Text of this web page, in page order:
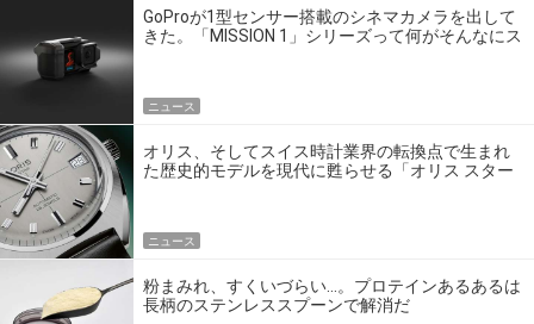
GoProが1型センサー搭載のシネマカメラを出して
きた。「MISSION 1」シリーズって何がそんなにス
ニュース
オリス、そしてスイス時計業界の転換点で生まれ
た歴史的モデルを現代に甦らせる「オリス スター
ニュース
粉まみれ、すくいづらい…。プロテインあるあるは
長柄のステンレススプーンで解消だ